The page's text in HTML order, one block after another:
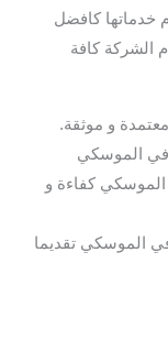
خدماتها كافضل
كافة
و موثقة.
الموسكي
كفاءة و
الموسكي تقديما